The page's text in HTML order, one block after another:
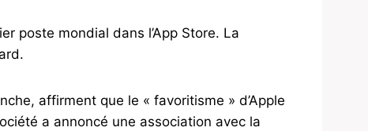
poste mondial dans l’App Store. La
affirment que le « favoritisme » d’Apple
a annoncé une association avec la